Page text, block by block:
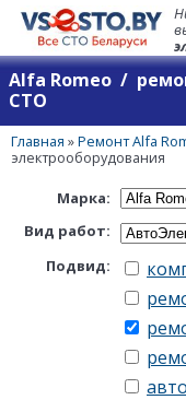
Alfa Romeo /
СТО
Главная »Ремонт Alfa
электрооборудования
Марка:
Вид работ:
Подвид: